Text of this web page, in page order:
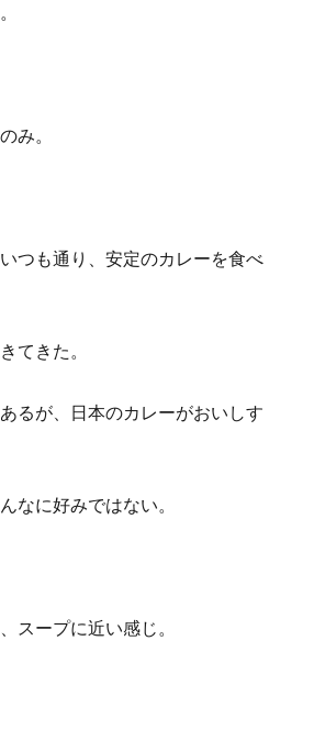
み。
つも通り、安定のカレーを食べ
てきた。
るが、日本のカレーがおいしす
なに好みではない。
スープに近い感じ。